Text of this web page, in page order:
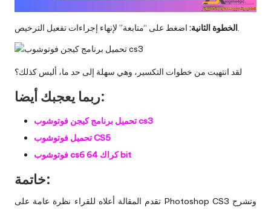
الخطوة الثانية:اضغط على “متابعة” لإنهاء إجراءات تفعيل الترخيص.
لقد انتهيت من خطوات التكسير، وهي سهلة إلى حد ما، أليس كذلك؟
ربما يعجبك أيضا:
تحميل برنامج كيجن فوتوشوب cs3
تحميل فوتوشوب CS5
فوتوشوب cs6 كراك 64 bit
خاتمة:
تقدم المقالة أعلاه للقراء نظرة عامة على Photoshop CS3 وتشرح